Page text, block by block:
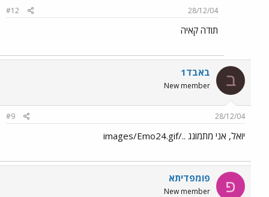
28/12/04
#12
תודה קאיה
ב באבד1
New member
28/12/04
#9
יואל, אני מתמוגג ../images/Emo24.gif
פ פומפדיתא
New member